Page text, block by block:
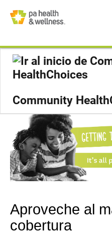
Community
Aproveche al
cobertura